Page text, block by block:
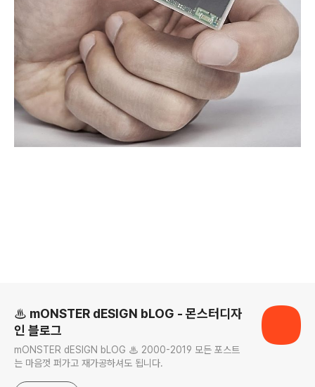
♨ mONSTER dESIGN bLOG - 몬스터디자
인 블로그
mONSTER dESIGN bLOG ♨ 2000-2019 모든 포스트
는 마음껏 퍼가고 재가공하셔도 됩니다.